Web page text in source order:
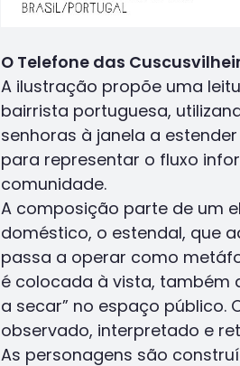
O Telefone das
A ilustração propõe uma
bairrista portuguesa,
senhoras à janela a
para representar o fluxo
comunidade.
A composição parte de um
doméstico, o estendal, que
passa a operar como
é colocada à vista, também
a secar” no espaço público.
observado, interpretado e
As personagens são